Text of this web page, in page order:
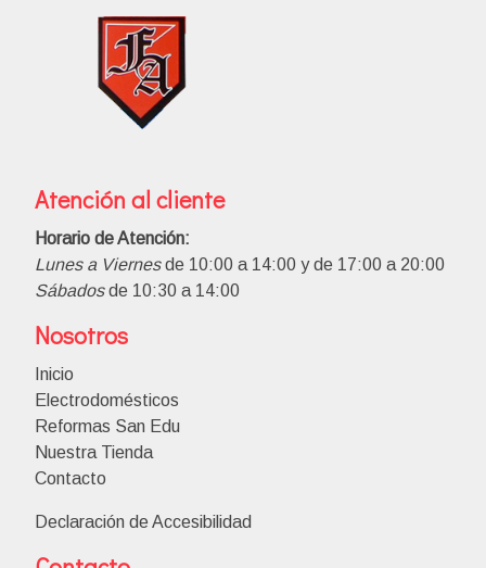
Atención al cliente
Horario de Atención:
Lunes a Viernesde 10:00 a 14:00 y de 17:00 a 20:00
Sábadosde 10:30 a 14:00
Nosotros
Inicio
Electrodomésticos
Reformas San Edu
Nuestra Tienda
Contacto
Declaración de Accesibilidad